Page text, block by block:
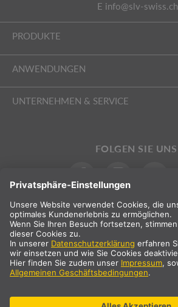
E info@slv-swiss.ch
PRODUKTE
ANWENDUNGEN
UNTERNEHMEN & SERVICE
FOLGEN SIE UNS
INTERNATIONAL
Landauswahl
Kunden.